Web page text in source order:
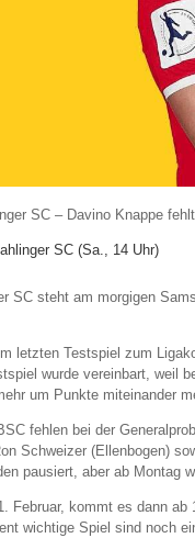
SC – Davino Knappe
SC (Sa., 14 Uhr)
SC steht am morgigen
letzten Testspiel zum
wurde vereinbart, weil
um Punkte miteinander
fehlen bei der
Schweizer (Ellenbogen)
pausiert, aber ab Montag
Februar, kommt es dann ab
wichtige Spiel sind noch